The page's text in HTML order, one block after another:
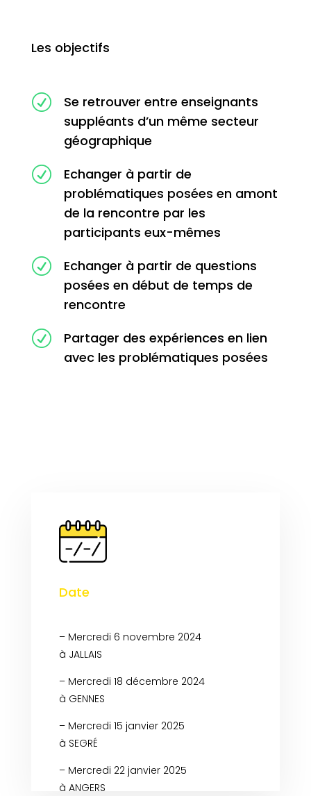
Les objectifs
R
Se retrouver entre enseignants
suppléants d’un même secteur
géographique
R
Echanger à partir de
problématiques posées en amont
de la rencontre par les
participants eux-mêmes
R
Echanger à partir de questions
posées en début de temps de
rencontre
R
Partager des expériences en lien
avec les problématiques posées
Date
– Mercredi 6 novembre 2024
à JALLAIS
– Mercredi 18 décembre 2024
à GENNES
– Mercredi 15 janvier 2025
à SEGRÉ
– Mercredi 22 janvier 2025
à ANGERS